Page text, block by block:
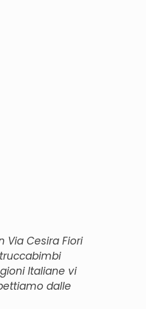
Via Cesira Fiori
Italiane vi
dalle